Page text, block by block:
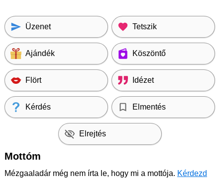
Üzenet Tetszik
Ajándék Köszöntő
Flört Idézet
Kérdés Elmentés
Elrejtés
Mottóm
Mézgaaladár még nem írta le, hogy mi a mottója. Kérdezd